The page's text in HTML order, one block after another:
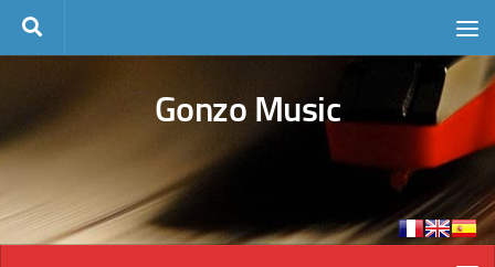
Skip to content
Gonzo Music